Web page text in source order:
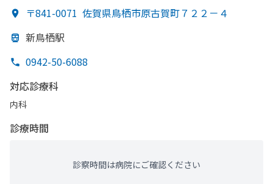
〒841-0071 佐賀県鳥栖市原古賀町７２２－４
新鳥栖駅
0942-50-6088
対応診療科
内科
診療時間
診察時間は病院にご確認ください